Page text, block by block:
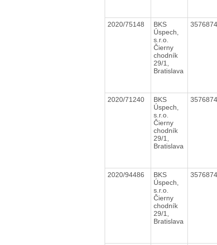
2020/75148
BKS
Úspech,
s.r.o.
Čierny
chodník
29/1,
Bratislava
2020/71240
BKS
Úspech,
s.r.o.
Čierny
chodník
29/1,
Bratislava
2020/94486
BKS
Úspech,
s.r.o.
Čierny
chodník
29/1,
Bratislava